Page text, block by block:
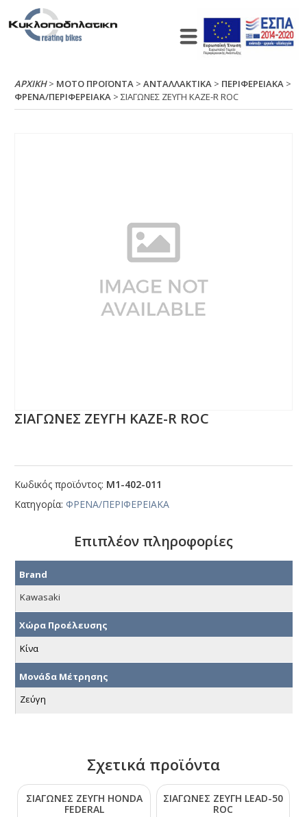
ΑΡΧΙΚΉ> ΜΟΤΟ ΠΡΟΪΟΝΤΑ >ΑΝΤΑΛΛΑΚΤΙΚΑ > ΠΕΡΙΦΕΡΕΙΑΚΑ >
ΦΡΕΝΑ/ΠΕΡΙΦΕΡΕΙΑΚΑ > ΣΙΑΓΩΝΕΣ ΖΕΥΓΗ ΚΑΖΕ-R RΟC
ΣΙΑΓΩΝΕΣ ΖΕΥΓΗ ΚΑΖΕ-R RΟC
Κωδικός προϊόντος: Μ1-402-011
Κατηγορία: ΦΡΕΝΑ/ΠΕΡΙΦΕΡΕΙΑΚΑ
Επιπλέον πληροφορίες
Brand
Kawasaki
Χώρα Προέλευσης
Κίνα
Μονάδα Μέτρησης
Ζεύγη
Σχετικά προϊόντα
ΣΙΑΓΩΝΕΣ ΖΕΥΓΗ ΗΟΝDΑ
FΕDΕRΑL
ΣΙΑΓΩΝΕΣ ΖΕΥΓΗ LΕΑD-50
RΟC